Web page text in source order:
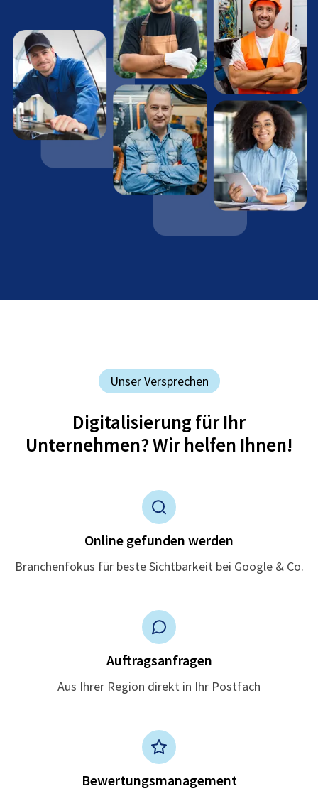
Unser Versprechen
Digitalisierung für Ihr
Unternehmen? Wir helfen Ihnen!
Online gefunden werden
Branchenfokus für beste Sichtbarkeit bei Google & Co.
Auftragsanfragen
Aus Ihrer Region direkt in Ihr Postfach
Bewertungsmanagement